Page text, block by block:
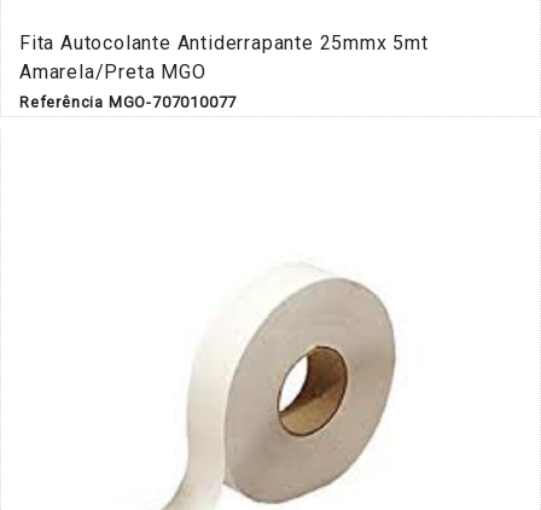
Fita Autocolante Antiderrapante 25mmx 5mt
Amarela/Preta MGO
Referência MGO-707010077